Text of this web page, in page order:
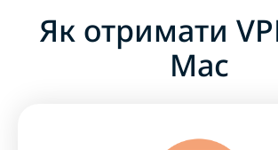
Як отримати
Mac